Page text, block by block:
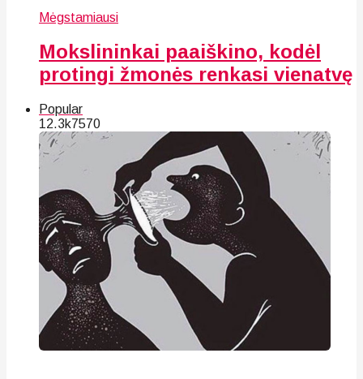
Mėgstamiausi
Mokslininkai paaiškino, kodėl
protingi žmonės renkasi vienatvę
Popular
12.3k7570